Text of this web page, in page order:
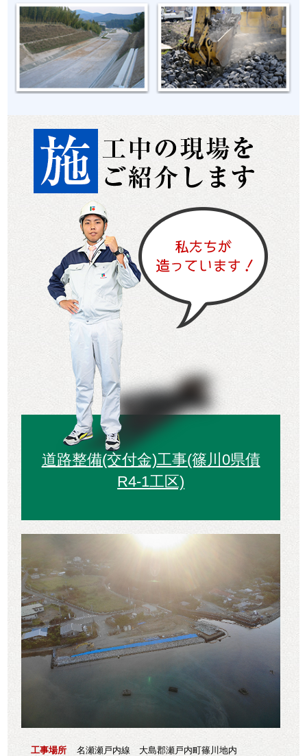
道路整備(交付金)工事(篠川0県債
R4-1工区)
工事場所 名瀬瀬戸内線 大島郡瀬戸内町篠川地内